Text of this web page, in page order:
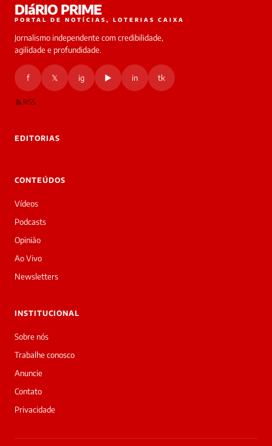
online
Boa
Sou
a
daqui
do
Prime.
Nayla
Lima
acabou
de
essa
matéria
e
galera
DIáRIO PRIME
PORTAL DE NOTÍCIAS, LOTERIAS CAIXA
Jornalismo independente com credibilidade,
agilidade e profundidade.
f 𝕏 ig ▶ in tk
RSS
EDITORIAS
CONTEÚDOS
Vídeos
Podcasts
Opinião
Ao Vivo
Newsletters
INSTITUCIONAL
Sobre nós
Trabalhe conosco
Anuncie
Contato
Privacidade